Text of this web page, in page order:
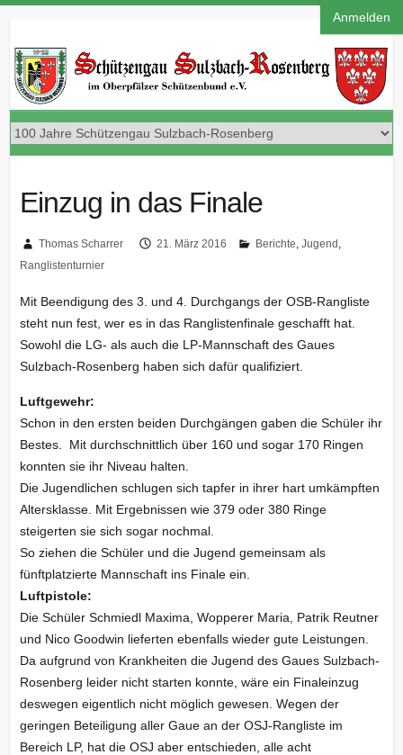
Anmelden
Einzug in das Finale
Thomas Scharrer 21. März 2016 Berichte, Jugend ,
Ranglistenturnier
Mit Beendigung des 3. und 4. Durchgangs der OSB-Rangliste
steht nun fest, wer es in das Ranglistenfinale geschafft hat.
Sowohl die LG- als auch die LP-Mannschaft des Gaues
Sulzbach-Rosenberg haben sich dafür qualifiziert.
Luftgewehr:
Schon in den ersten beiden Durchgängen gaben die Schüler ihr
Bestes. Mit durchschnittlich über 160 und sogar 170 Ringen
konnten sie ihr Niveau halten.
Die Jugendlichen schlugen sich tapfer in ihrer hart umkämpften
Altersklasse. Mit Ergebnissen wie 379 oder 380 Ringe
steigerten sie sich sogar nochmal.
So ziehen die Schüler und die Jugend gemeinsam als
fünftplatzierte Mannschaft ins Finale ein.
Luftpistole:
Die Schüler Schmiedl Maxima, Wopperer Maria, Patrik Reutner
und Nico Goodwin lieferten ebenfalls wieder gute Leistungen.
Da aufgrund von Krankheiten die Jugend des Gaues Sulzbach-
Rosenberg leider nicht starten konnte, wäre ein Finaleinzug
deswegen eigentlich nicht möglich gewesen. Wegen der
geringen Beteiligung aller Gaue an der OSJ-Rangliste im
Bereich LP, hat die OSJ aber entschieden, alle acht